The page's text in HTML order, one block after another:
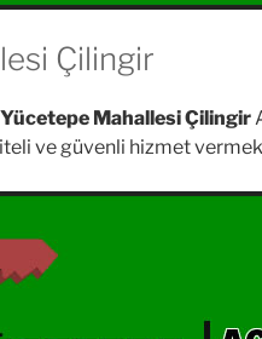
Çilingir
Yücetepe Mahallesi Çilingir
ve güvenli hizmet